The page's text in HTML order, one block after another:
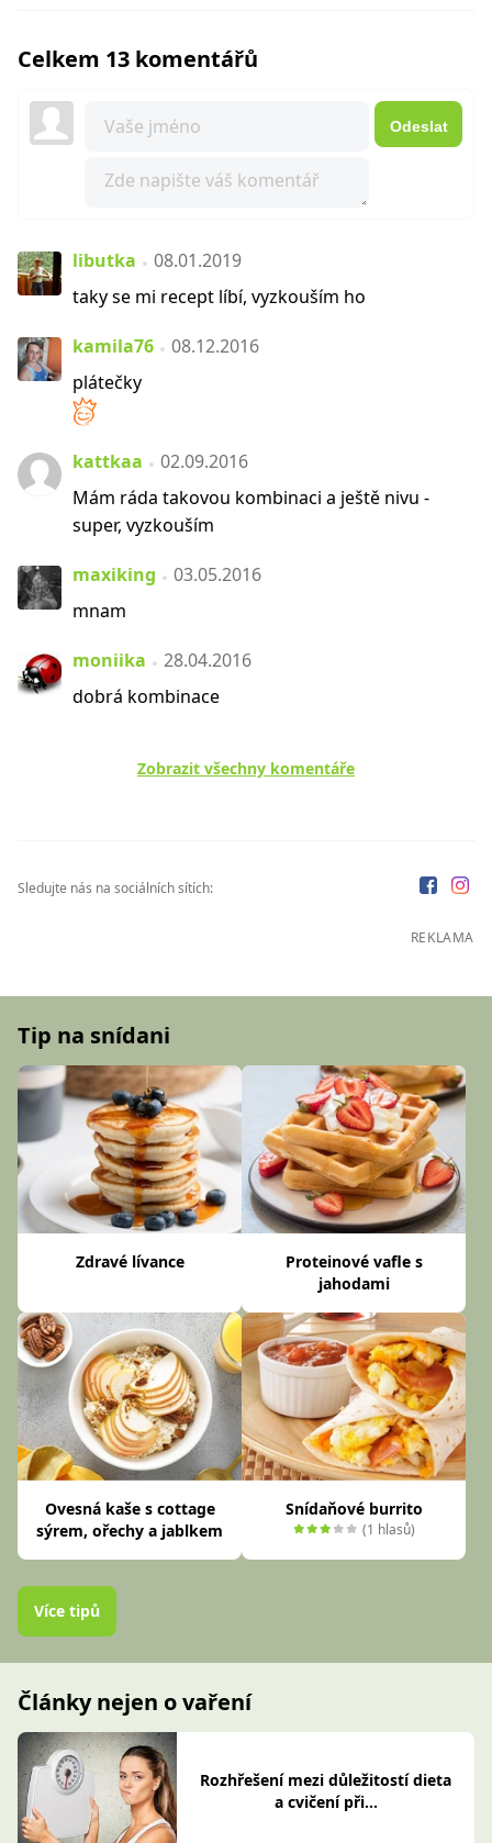
Celkem 13 komentářů
Odeslat
libutka
08.01.2019
taky se mi recept líbí, vyzkouším ho
kamila76
08.12.2016
plátečky
kattkaa
02.09.2016
Mám ráda takovou kombinaci a ještě nivu -
super, vyzkouším
maxiking
03.05.2016
mnam
moniika
28.04.2016
dobrá kombinace
Zobrazit všechny komentáře
Sledujte nás na sociálních sítích:
REKLAMA
Tip na snídani
Zdravé lívance
Proteinové vafle s
jahodami
Ovesná kaše s cottage
sýrem, ořechy a jablkem
Snídaňové burrito
(1 hlasů)
Více tipů
Články nejen o vaření
Rozhřešení mezi důležitostí dieta
a cvičení při...